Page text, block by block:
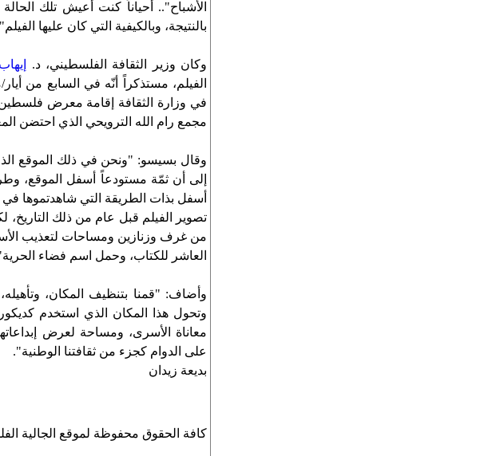
الأشباح".. أحياناً كنت أعيش تلك
بالنتيجة، وبالكيفية التي كان عليها
وكان وزير الثقافة الفلسطيني، د.
في وزارة الثقافة إقامة معرض
مجمع رام الله الترويحي الذي احتضن
وقال بسيسو: "ونحن في ذلك الموقع الذي
إلى أن ثمّة مستودعاً أسفل الموقع،
أسفل بذات الطريقة التي شاهدتموها في
تصوير الفيلم قبل عام من ذلك التاريخ،
من غرف وزنازين ومساحات لتعذيب
العاشر للكتاب، وحمل اسم فضاء
وأضاف: "قمنا بتنظيف المكان،
وتحول هذا المكان الذي استخدم
معاناة الأسرى، ومساحة لعرض
على الدوام كجزء من ثقافتنا الوطنية".
بديعة زيدان
كافة الحقوق محفوظة لموقع الجالية